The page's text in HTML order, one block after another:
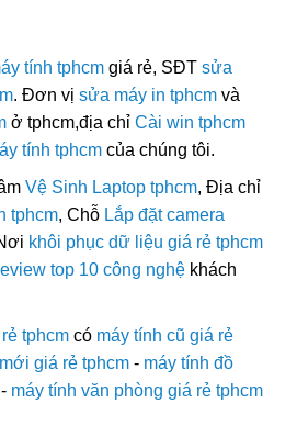
tính tphcmgiá rẻ, SĐT sửa
. Đơn vị sửa máy in tphcmvà
ở tphcm,địa chỉ Cài win tphcm
tính tphcmcủa chúng tôi.
Vệ Sinh Laptop tphcm, Địa chỉ
tphcm, Chỗ Lắp đặt camera
khôi phục dữ liệu giá rẻ tphcm
top 10 công nghệkhách
tphcmcó máy tính cũ giá rẻ
giá rẻ tphcm- máy tính đồ
máy tính văn phòng giá rẻ tphcm